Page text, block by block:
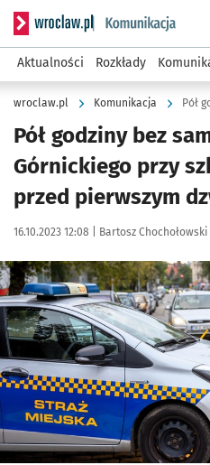
Serwis informacyjny
Aktualności Rozkłady
wroclaw.pl Komunikacja
Pół godziny bez
Górnickiego przy
przed pierwszym
Data publikacji:
16.10.2023 12:08 | Autor:
Bartosz Chochołowski
Kliknij, aby zobaczyć galerię